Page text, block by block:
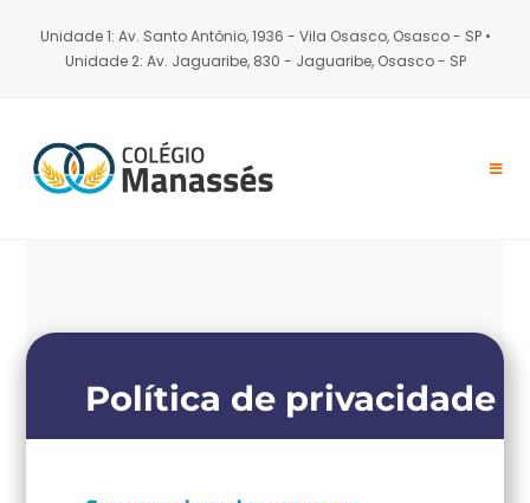
Unidade 1: Av. Santo Antônio, 1936 - Vila Osasco, Osasco - SP •
Unidade 2: Av. Jaguaribe, 830 - Jaguaribe, Osasco - SP
Política de privacidade